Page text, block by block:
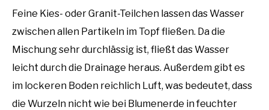
Feine Kies- oder Granit-Teilchen lassen das Wasser
zwischen allen Partikeln im Topf fließen. Da die
Mischung sehr durchlässig ist, fließt das Wasser
leicht durch die Drainage heraus. Außerdem gibt es
im lockeren Boden reichlich Luft, was bedeutet, dass
die Wurzeln nicht wie bei Blumenerde in feuchter